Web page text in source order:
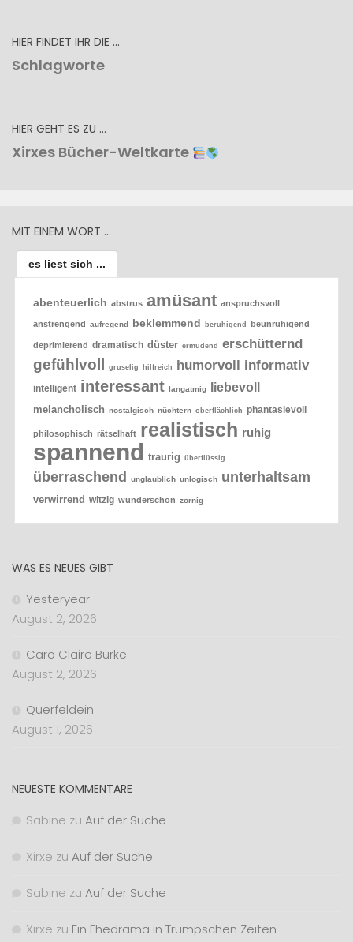
HIER FINDET IHR DIE …
Schlagworte
HIER GEHT ES ZU …
Xirxes Bücher-Weltkarte
MIT EINEM WORT …
es liest sich ...
abenteuerlich abstrus amüsant anspruchsvoll
anstrengend aufregend beklemmend beruhigend beunruhigend
deprimierend dramatisch düster ermüdend erschütternd
gefühlvoll gruselig hilfreich humorvoll informativ
intelligent interessant langatmig liebevoll
melancholisch nostalgisch nüchtern oberflächlich phantasievoll
philosophisch rätselhaft realistisch ruhig
spannend traurig überflüssig
überraschend unglaublich unlogisch unterhaltsam
verwirrend witzig wunderschön zornig
WAS ES NEUES GIBT
Yesteryear
August 2, 2026
Caro Claire Burke
August 2, 2026
Querfeldein
August 1, 2026
NEUESTE KOMMENTARE
Sabine zu Auf der Suche
Xirxe zu Auf der Suche
Sabine zu Auf der Suche
Xirxe zu Ein Ehedrama in Trumpschen Zeiten